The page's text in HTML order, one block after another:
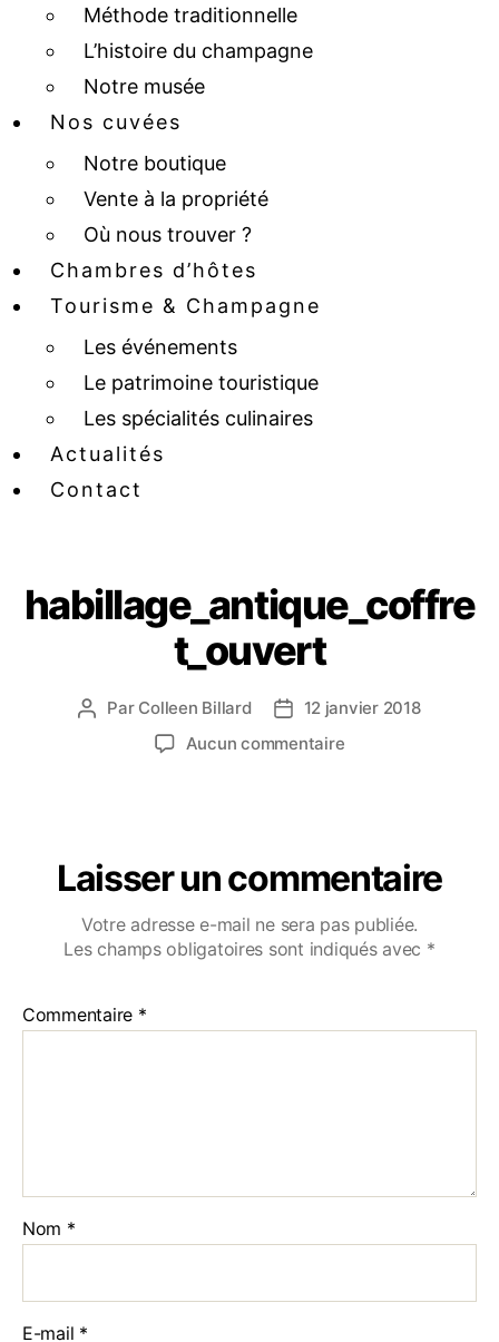
Méthode traditionnelle
L’histoire du champagne
Notre musée
Nos cuvées
Notre boutique
Vente à la propriété
Où nous trouver ?
Chambres d’hôtes
Tourisme & Champagne
Les événements
Le patrimoine touristique
Les spécialités culinaires
Actualités
Contact
habillage_antique_coffre
t_ouvert
Par Colleen Billard
12 janvier 2018
Aucun commentaire
Laisser un commentaire
Votre adresse e-mail ne sera pas publiée.
Les champs obligatoires sont indiqués avec *
Commentaire *
Nom *
E-mail *